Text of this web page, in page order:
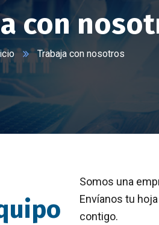
con
Trabaja con nosotros
Somos una
Envíanos tu
contigo.